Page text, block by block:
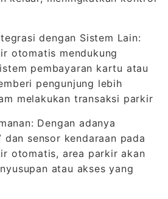
dengan Sistem Lain:
otomatis mendukung
pembayaran kartu atau
pengunjung lebih
melakukan transaksi parkir
Dengan adanya
dan sensor kendaraan pada
otomatis, area parkir akan
atau akses yang